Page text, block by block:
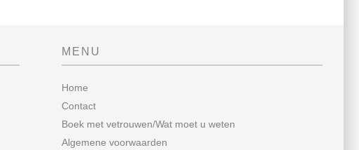
MENU
Home
Contact
Boek met vetrouwen/Wat moet u weten
Algemene voorwaarden